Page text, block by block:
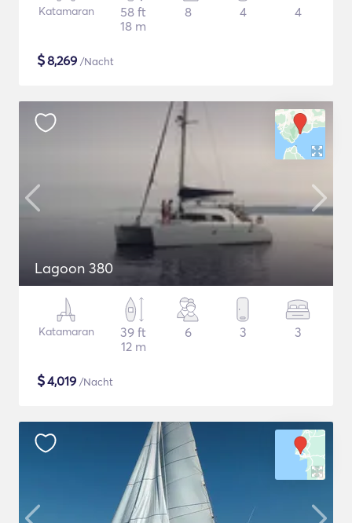
Katamaran
58 ft
18 m
8 4 4
$8,269 /Nacht
Lagoon 380
Katamaran
39 ft
12 m
6 3 3
$4,019 /Nacht